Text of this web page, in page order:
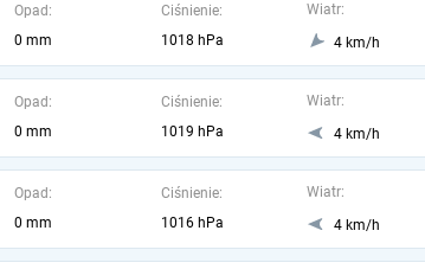
Opad:
0 mm
Ciśnienie:
1018 hPa
Wiatr:
4 km/h
Opad:
0 mm
Ciśnienie:
1019 hPa
Wiatr:
4 km/h
Opad:
0 mm
Ciśnienie:
1016 hPa
Wiatr:
4 km/h